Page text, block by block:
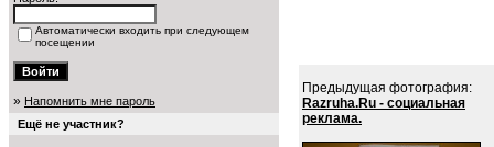
Автоматически входить при следующем
посещении
» Напомнить мне пароль
Ещё не участник?
Предыдущая фотография:
Razruha.Ru - социальная
реклама.